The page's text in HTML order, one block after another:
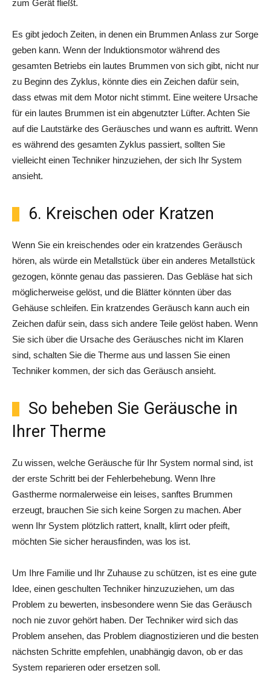
zum Gerät fließt.
Es gibt jedoch Zeiten, in denen ein Brummen Anlass zur Sorge
geben kann. Wenn der Induktionsmotor während des
gesamten Betriebs ein lautes Brummen von sich gibt, nicht nur
zu Beginn des Zyklus, könnte dies ein Zeichen dafür sein,
dass etwas mit dem Motor nicht stimmt. Eine weitere Ursache
für ein lautes Brummen ist ein abgenutzter Lüfter. Achten Sie
auf die Lautstärke des Geräusches und wann es auftritt. Wenn
es während des gesamten Zyklus passiert, sollten Sie
vielleicht einen Techniker hinzuziehen, der sich Ihr System
ansieht.
6. Kreischen oder Kratzen
Wenn Sie ein kreischendes oder ein kratzendes Geräusch
hören, als würde ein Metallstück über ein anderes Metallstück
gezogen, könnte genau das passieren. Das Gebläse hat sich
möglicherweise gelöst, und die Blätter könnten über das
Gehäuse schleifen. Ein kratzendes Geräusch kann auch ein
Zeichen dafür sein, dass sich andere Teile gelöst haben. Wenn
Sie sich über die Ursache des Geräusches nicht im Klaren
sind, schalten Sie die Therme aus und lassen Sie einen
Techniker kommen, der sich das Geräusch ansieht.
So beheben Sie Geräusche in
Ihrer Therme
Zu wissen, welche Geräusche für Ihr System normal sind, ist
der erste Schritt bei der Fehlerbehebung. Wenn Ihre
Gastherme normalerweise ein leises, sanftes Brummen
erzeugt, brauchen Sie sich keine Sorgen zu machen. Aber
wenn Ihr System plötzlich rattert, knallt, klirrt oder pfeift,
möchten Sie sicher herausfinden, was los ist.
Um Ihre Familie und Ihr Zuhause zu schützen, ist es eine gute
Idee, einen geschulten Techniker hinzuzuziehen, um das
Problem zu bewerten, insbesondere wenn Sie das Geräusch
noch nie zuvor gehört haben. Der Techniker wird sich das
Problem ansehen, das Problem diagnostizieren und die besten
nächsten Schritte empfehlen, unabhängig davon, ob er das
System reparieren oder ersetzen soll.